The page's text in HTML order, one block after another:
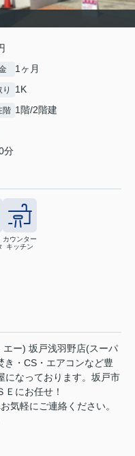
1ヶ月
り 1K
階 1階/2階建
分
カウンター
キッチン
ー) 坂戸浅羽野店(スーパ
・CS・エアコンなど豊
になっております。坂戸市
にお任せ！
気軽にご連絡ください。